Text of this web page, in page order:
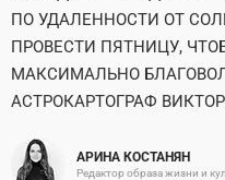
ПО УДАЛЕННОСТИ ОТ
ПРОВЕСТИ ПЯТНИЦУ,
МАКСИМАЛЬНО
АСТРОКАРТОГРАФ
АРИНА КОСТАНЯН
Редактор образа жизни и